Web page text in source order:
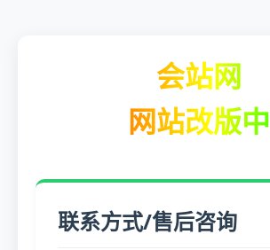
会站网
网站改版中
联系方式/售后咨询